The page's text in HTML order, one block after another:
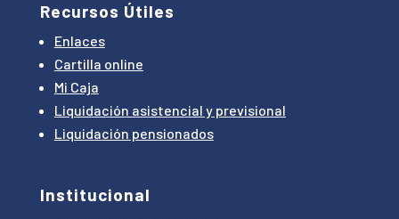
Recursos Útiles
Enlaces
Cartilla online
Mi Caja
Liquidación asistencial y previsional
Liquidación pensionados
Institucional